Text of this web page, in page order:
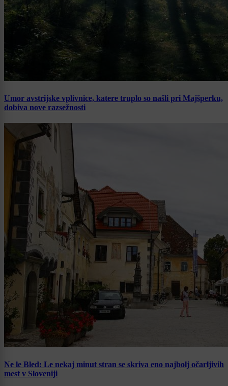
Umor avstrijske vplivnice, katere truplo so našli pri Majšperku,
dobiva nove razsežnosti
Ne le Bled: Le nekaj minut stran se skriva eno najbolj očarljivih
mest v Sloveniji